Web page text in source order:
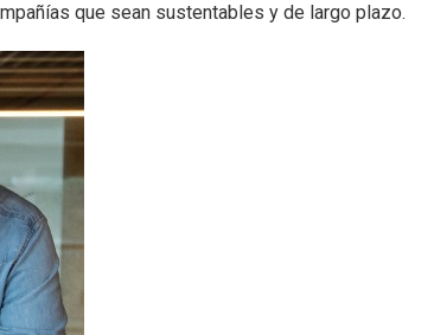
que sean sustentables y de largo plazo.